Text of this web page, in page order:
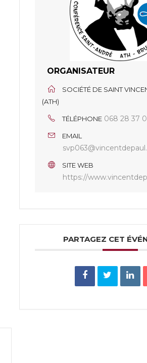
ORGANISATEUR
SOCIÉTÉ DE SAINT
(ATH)
TÉLÉPHONE 068 28 37
EMAIL
SITE WEB
https://
PARTAGEZ CET